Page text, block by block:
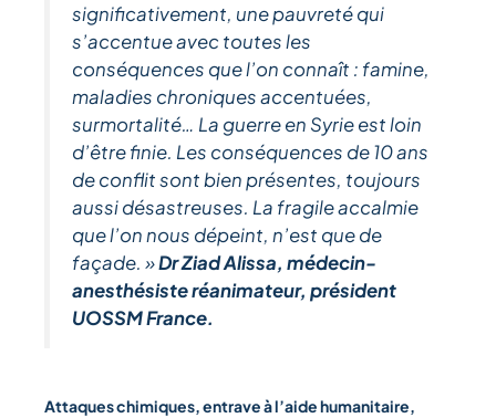
significativement, une pauvreté qui
s’accentue avec toutes les
conséquences que l’on connaît : famine,
maladies chroniques accentuées,
surmortalité… La guerre en Syrie est loin
d’être finie. Les conséquences de 10 ans
de conflit sont bien présentes, toujours
aussi désastreuses. La fragile accalmie
que l’on nous dépeint, n’est que de
façade. »Dr Ziad Alissa, médecin-
anesthésiste réanimateur, président
UOSSM France.
Attaques chimiques, entrave à l’aide humanitaire,